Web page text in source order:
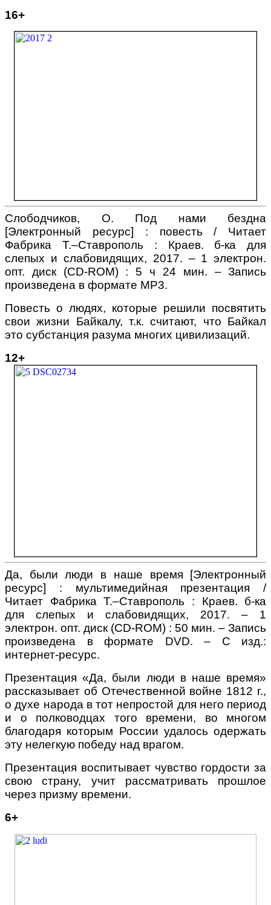
16+
Слободчиков, О. Под нами бездна
[Электронный ресурс] : повесть / Читает
Фабрика Т.–Ставрополь : Краев. б-ка для
слепых и слабовидящих, 2017. – 1 электрон.
опт. диск (CD-ROM) : 5 ч 24 мин. – Запись
произведена в формате МР3.
Повесть о людях, которые решили посвятить
свои жизни Байкалу, т.к. считают, что Байкал
это субстанция разума многих цивилизаций.
12+
Да, были люди в наше время [Электронный
ресурс] : мультимедийная презентация /
Читает Фабрика Т.–Ставрополь : Краев. б-ка
для слепых и слабовидящих, 2017. – 1
электрон. опт. диск (CD-ROM) : 50 мин. – Запись
произведена в формате DVD. – С изд.:
интернет-ресурс.
Презентация «Да, были люди в наше время»
рассказывает об Отечественной войне 1812 г.,
о духе народа в тот непростой для него период
и о полководцах того времени, во многом
благодаря которым России удалось одержать
эту нелегкую победу над врагом.
Презентация воспитывает чувство гордости за
свою страну, учит рассматривать прошлое
через призму времени.
6+